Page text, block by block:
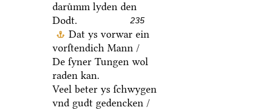
daruͤmm lyden den
Dodt.
235
Dat ys vorwar ein
vorſtendich Mann /
De ſyner Tungen wol
raden kan.
Veel beter ys ſchwygen
vnd gudt gedencken /